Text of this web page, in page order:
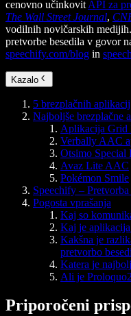
cenovno učinkovit API za
The Wall Street Journal,
vodilnih novičarskih
pretvorbe besedila v govor
speechify.com/blog in
Kazalo
5 brezplačnih
Najboljše brezplačne
Aplikacija Grid
Verbally AAC
Otsimo Special
Avaz Lite AAC
Pokémon Smile
Speechify –
Pogosta vprašanja
Kaj so
Kaj je
Kakšna je
pretvorbo
Katera je
Ali je
Priporočeni